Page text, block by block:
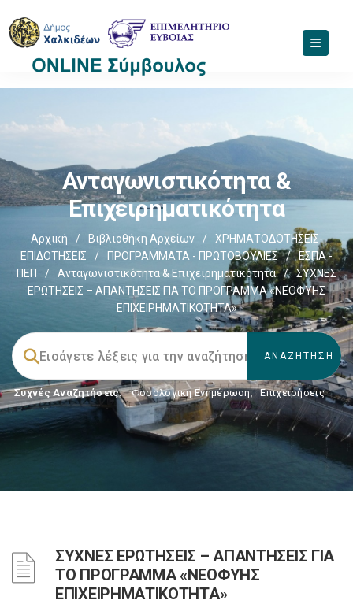
Ανταγωνιστικότητα &
Επιχειρηματικότητα
Αρχική / Βιβλιοθήκη Αρχείων /
ΧΡΗΜΑΤΟΔΟΤΗΣΕΙΣ-
ΕΠΙΔΟΤΗΣΕΙΣ
/ ΠΡΟΓΡΑΜΜΑΤΑ - ΠΡΩΤΟΒΟΥΛΙΕΣ /
ΕΣΠΑ -
ΠΕΠ
/ Ανταγωνιστικότητα & Επιχειρηματικότητα /
ΣΥΧΝΕΣ
ΕΡΩΤΗΣΕΙΣ – ΑΠΑΝΤΗΣΕΙΣ ΓΙΑ ΤΟ ΠΡΟΓΡΑΜΜΑ «ΝΕΟΦΥΗΣ
ΕΠΙΧΕΙΡΗΜΑΤΙΚΟΤΗΤΑ»
Συχνές Αναζητήσεις: Φορολογικη Ενημέρωση, Επιχειρήσεις
ΣΥΧΝΕΣ ΕΡΩΤΗΣΕΙΣ – ΑΠΑΝΤΗΣΕΙΣ ΓΙΑ
ΤΟ ΠΡΟΓΡΑΜΜΑ «ΝΕΟΦΥΗΣ
ΕΠΙΧΕΙΡΗΜΑΤΙΚΟΤΗΤΑ»